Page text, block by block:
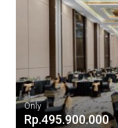
Only
Rp.495.900.000